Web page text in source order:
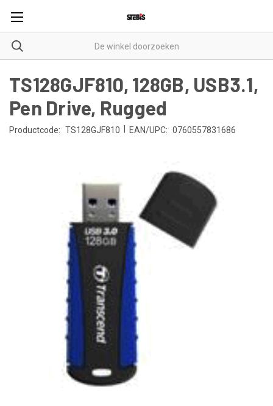
TS128GJF810, 128GB, USB3.1,
Pen Drive, Rugged
Productcode: TS128GJF810 EAN/UPC: 0760557831686